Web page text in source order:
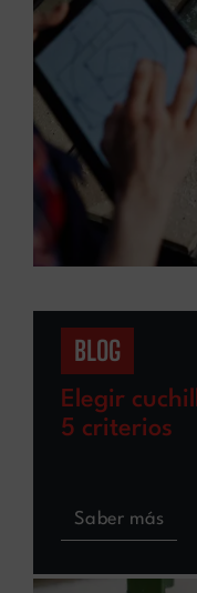
BLOG
Elegir
5 criterios
Saber más